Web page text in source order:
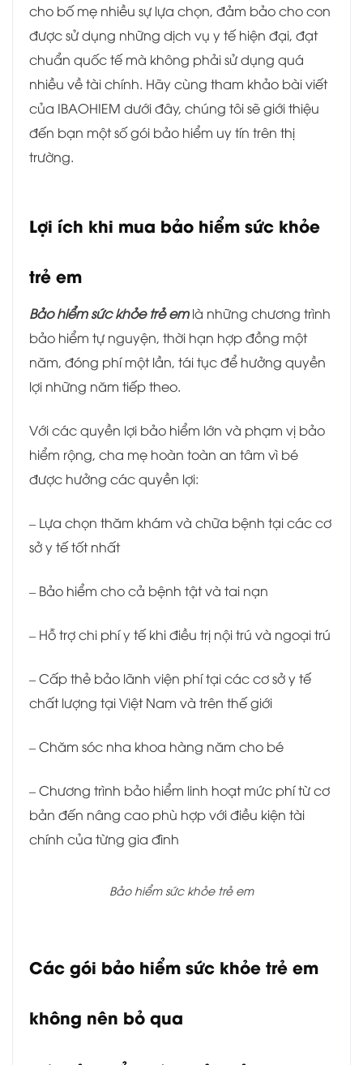
cho bố mẹ nhiều sự lựa chọn, đảm bảo cho con
được sử dụng những dịch vụ y tế hiện đại, đạt
chuẩn quốc tế mà không phải sử dụng quá
nhiều về tài chính. Hãy cùng tham khảo bài viết
của IBAOHIEM dưới đây, chúng tôi sẽ giới thiệu
đến bạn một số gói bảo hiểm uy tín trên thị
trường.
Lợi ích khi mua bảo hiểm sức khỏe
trẻ em
Bảo hiểm sức khỏe trẻ emlà những chương trình
bảo hiểm tự nguyện, thời hạn hợp đồng một
năm, đóng phí một lần, tái tục để hưởng quyền
lợi những năm tiếp theo.
Với các quyền lợi bảo hiểm lớn và phạm vị bảo
hiểm rộng, cha mẹ hoàn toàn an tâm vì bé
được hưởng các quyền lợi:
– Lựa chọn thăm khám và chữa bệnh tại các cơ
sở y tế tốt nhất
– Bảo hiểm cho cả bệnh tật và tai nạn
– Hỗ trợ chi phí y tế khi điều trị nội trú và ngoại trú
– Cấp thẻ bảo lãnh viện phí tại các cơ sở y tế
chất lượng tại Việt Nam và trên thế giới
– Chăm sóc nha khoa hàng năm cho bé
– Chương trình bảo hiểm linh hoạt mức phí từ cơ
bản đến nâng cao phù hợp với điều kiện tài
chính của từng gia đình
Bảo hiểm sức khỏe trẻ em
Các gói bảo hiểm sức khỏe trẻ em
không nên bỏ qua